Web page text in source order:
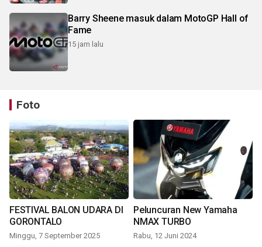
Barry Sheene masuk dalam MotoGP Hall of
Fame
15 jam lalu
Foto
FESTIVAL BALON UDARA DI
GORONTALO
Minggu, 7 September 2025
Peluncuran New Yamaha
NMAX TURBO
Rabu, 12 Juni 2024